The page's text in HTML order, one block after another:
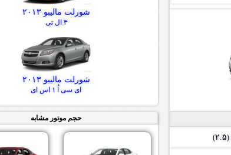
(۲.۵)
شورلت مالیبو ۲۰۱۳
۳ ال تی
شورلت مالیبو ۲۰۱۳
ای سی اُ ۱ اس ای
حجم موتور مشابه